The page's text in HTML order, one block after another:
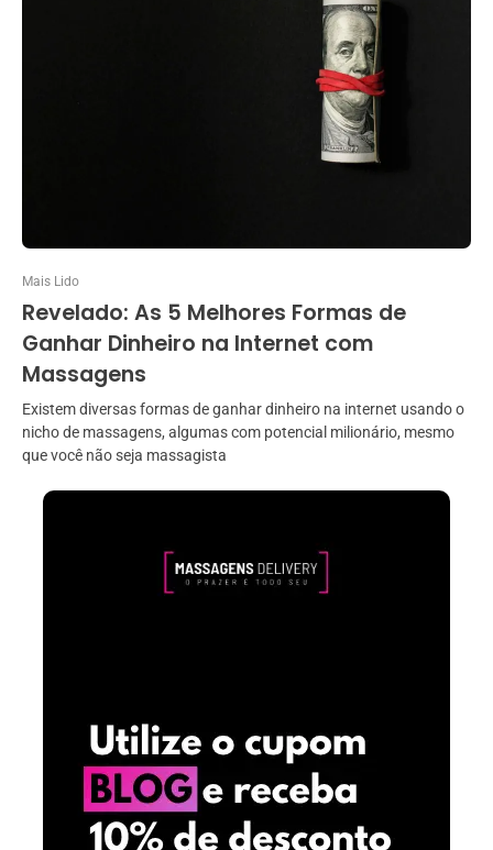
Mais Lido
Revelado: As 5 Melhores Formas de
Ganhar Dinheiro na Internet com
Massagens
Existem diversas formas de ganhar dinheiro na internet usando o
nicho de massagens, algumas com potencial milionário, mesmo
que você não seja massagista